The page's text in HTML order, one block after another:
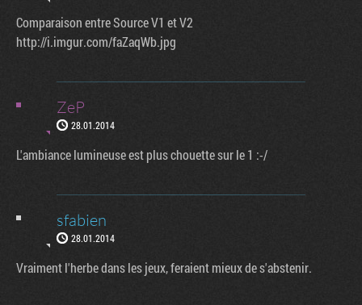
Comparaison entre Source V1 et V2
http://i.imgur.com/faZaqWb.jpg
ZeP
28.01.2014
L'ambiance lumineuse est plus chouette sur le 1 :-/
sfabien
28.01.2014
Vraiment l'herbe dans les jeux, feraient mieux de s'abstenir.